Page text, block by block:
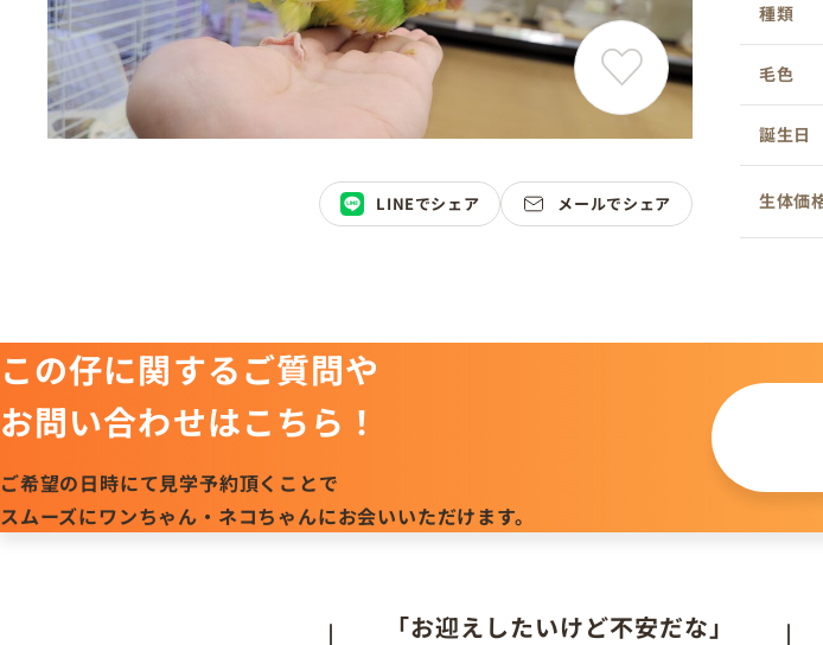
種類
毛色
誕生日
生体価
LINEでシェア メールでシェア
この仔に関するご質問や
お問い合わせはこちら！
ご希望の日時にて見学予約頂くことで
スムーズにワンちゃん・ネコちゃんにお会いいただけます。
「お迎えしたいけど不安だな」